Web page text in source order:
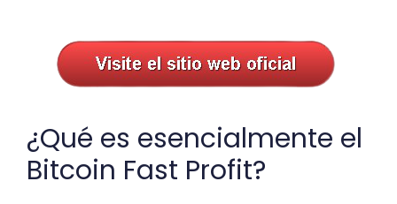
¿Qué es esencialmente el
Bitcoin Fast Profit?